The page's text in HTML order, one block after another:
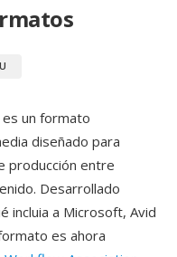
es un formato
diseñado para
producción entre
Desarrollado
incluia a Microsoft, Avid
es ahora